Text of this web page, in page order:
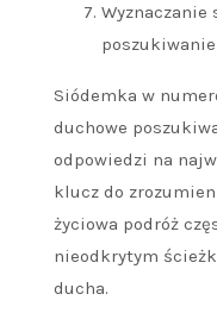
Wyznaczanie
Siódemka w
duchowe
odpowiedzi na
klucz do
życiowa podróż
nieodkrytym
ducha.